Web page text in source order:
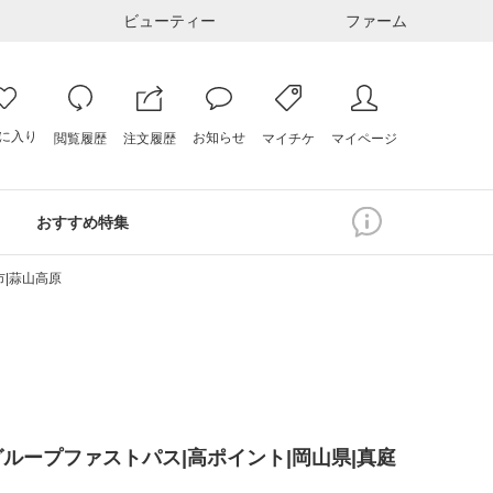
ビューティー ファーム
入り 閲覧履歴 注文履歴 お知らせ マイチケ マイページ
おすすめ特集
|蒜山高原
ープファストパス|高ポイント|岡山県|真庭